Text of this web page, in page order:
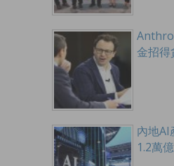
金招得
內地AI
1.2萬億